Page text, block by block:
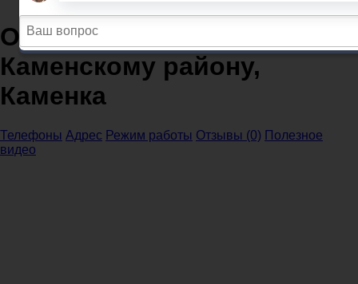
ОМВД России по
Каменскому району,
Каменка
Телефоны Адрес Режим работы Отзывы (0) Полезное
видео